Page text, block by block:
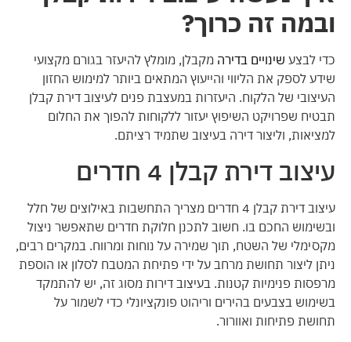
ובמה זה כרוך?
כדי לבצע שינויים בדירה מקבלן, מומלץ להיעזר בגורם מקצועי
שידע לספק את הליווי והייעוץ המתאים ביותר למימוש החזון
העיצובי של הלקוח. היעזרות במעצבת פנים לעיצוב דירת קבלן
תבטיח שפרויקט השיפוץ יעזור ללקוחות להפוך את החלום
למציאות, וליצור דירה בעיצוב שתמיד רציתם.
עיצוב דירת קבלן 4 חדרים
עיצוב דירת קבלן 4 חדרים מצריך התחשבות באילוצים של חלל
ובשימוש החכם בו. חשוב לתכנן חלוקת חדרים שתאפשר ניצול
מקסימלי של השטח, תוך שמירה על נוחות ומרווח. במקרים רבים,
ניתן ליצור תחושת מרחב על ידי פתיחת המטבח לסלון או הוספת
מרפסות פנימיות קטנות. בעיצוב דירות מסוג זה, יש להתמקד
בשימוש בצבעים בהירים וריהוט פונקציונלי כדי לשמור על
תחושת פתיחות ואוורור.